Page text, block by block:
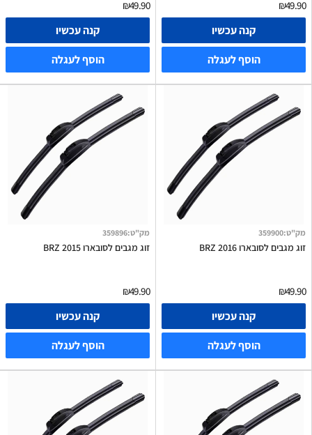
₪49.90
קנה עכשיו
הוסף לעגלה
₪49.90
קנה עכשיו
הוסף לעגלה
מק"ט:
359900
זוג מגבים לסובארו BRZ 2016
₪49.90
קנה עכשיו
הוסף לעגלה
מק"ט:
359896
זוג מגבים לסובארו BRZ 2015
₪49.90
קנה עכשיו
הוסף לעגלה